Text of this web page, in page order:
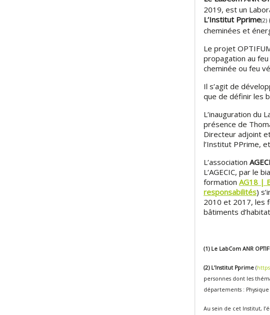
2019, est un
L’Institut Pprime(2)
cheminées et
Le projet
propagation au
cheminée ou feu
Il s’agit de
que de définir les
L’inauguration du
présence de
Directeur adjoint
l’Institut PPrime,
L’association
L’AGECIC, par le
formation AG18 |
responsabilités)
2010 et 2017, les
bâtiments
(1) Le LabCom ANR
(2) L’Institut Pprime(
personnes dont les
départements :
Au sein de cet Institut,